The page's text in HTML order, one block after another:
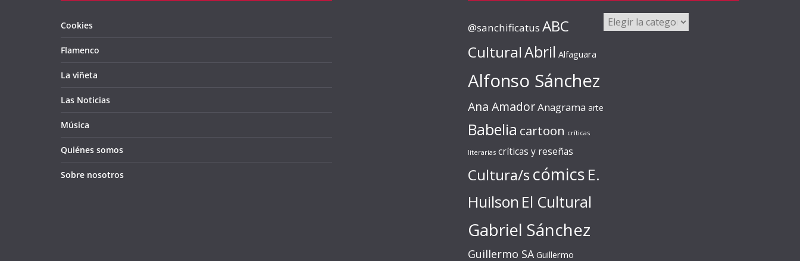
Cookies
Flamenco
La viñeta
Las Noticias
Música
Quiénes somos
Sobre nosotros
@sanchificatus ABC
CulturalAbril Alfaguara
Alfonso Sánchez
Ana AmadorAnagrama arte
Babelia cartoon críticas
literarias críticas y reseñas
Cultura/s cómics E.
Huilson El Cultural
Gabriel Sánchez
Guillermo SA Guillermo
Categorías